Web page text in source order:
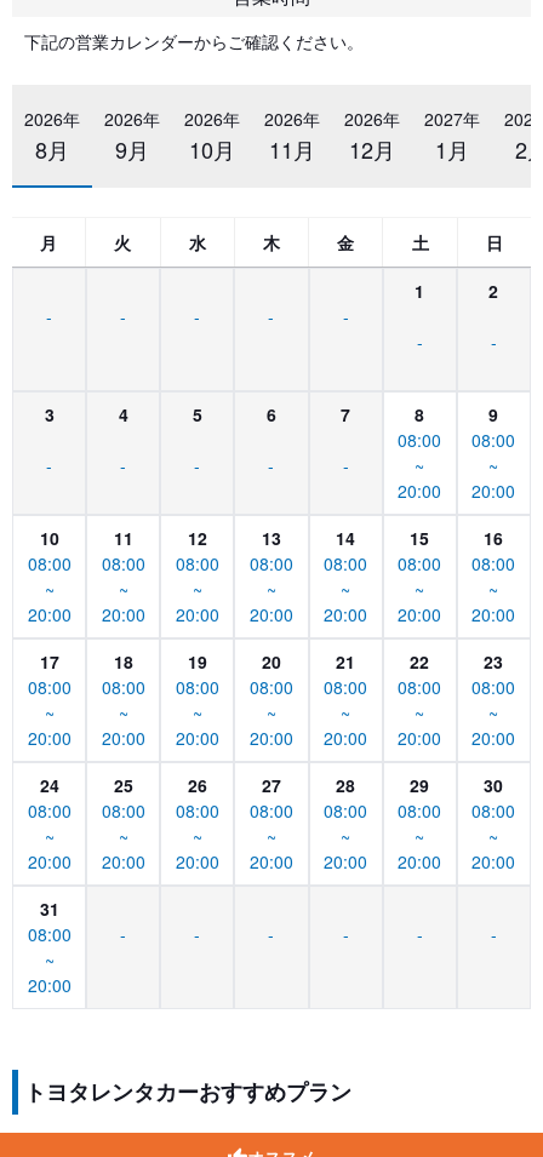
下記の営業カレンダーからご確認ください。
2026年
8月
2026年
9月
2026年
10月
2026年
11月
2026年
12月
2027年
1月 2
月 火 水 木 金 土 日
- - - - -
1
-
2
-
3
-
4
-
5
-
6
-
7
-
8
08:00
~
20:00
9
08:00
~
20:00
10
08:00
~
20:00
11
08:00
~
20:00
12
08:00
~
20:00
13
08:00
~
20:00
14
08:00
~
20:00
15
08:00
~
20:00
16
08:00
~
20:00
17
08:00
~
20:00
18
08:00
~
20:00
19
08:00
~
20:00
20
08:00
~
20:00
21
08:00
~
20:00
22
08:00
~
20:00
23
08:00
~
20:00
24
08:00
~
20:00
25
08:00
~
20:00
26
08:00
~
20:00
27
08:00
~
20:00
28
08:00
~
20:00
29
08:00
~
20:00
30
08:00
~
20:00
31
08:00
~
20:00
- - - - - -
トヨタレンタカーおすすめプラン